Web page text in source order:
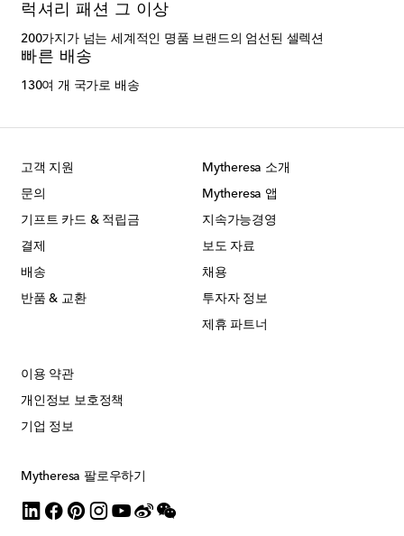
럭셔리 패션 그 이상
200가지가 넘는 세계적인 명품 브랜드의 엄선된 셀렉션
빠른 배송
130여 개 국가로 배송
고객 지원
문의
기프트 카드 & 적립금
결제
배송
반품 & 교환
Mytheresa 소개
Mytheresa 앱
지속가능경영
보도 자료
채용
투자자 정보
제휴 파트너
이용 약관
개인정보 보호정책
기업 정보
Mytheresa 팔로우하기